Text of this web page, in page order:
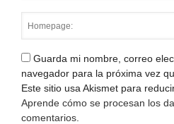
Guarda mi nombre, correo
navegador para la próxima vez
Este sitio usa Akismet para
Aprende cómo se procesan los
comentarios